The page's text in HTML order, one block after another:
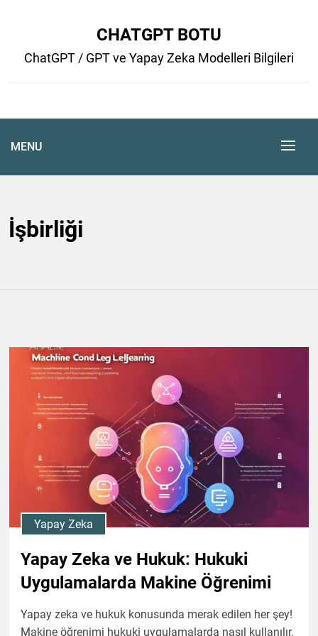
CHATGPT BOTU
ChatGPT / GPT ve Yapay Zeka Modelleri Bilgileri
MENU
İşbirliği
Yapay Zeka
Yapay Zeka ve Hukuk: Hukuki
Uygulamalarda Makine Öğrenimi
Yapay zeka ve hukuk konusunda merak edilen her şey!
Makine öğrenimi hukuki uygulamalarda nasıl kullanılır,